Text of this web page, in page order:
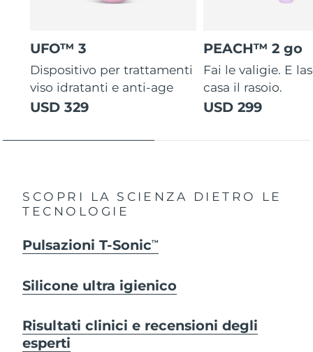
UFO™ 3
Dispositivo per trattamenti
viso idratanti e anti-age
USD 329
PEACH™ 2 go
Fai le valigie. E
casa il rasoio.
USD 299
SCOPRI LA SCIENZA DIETRO LE
TECNOLOGIE
Pulsazioni T-SonicTM
Silicone ultra igienico
Risultati clinici e recensioni degli
esperti